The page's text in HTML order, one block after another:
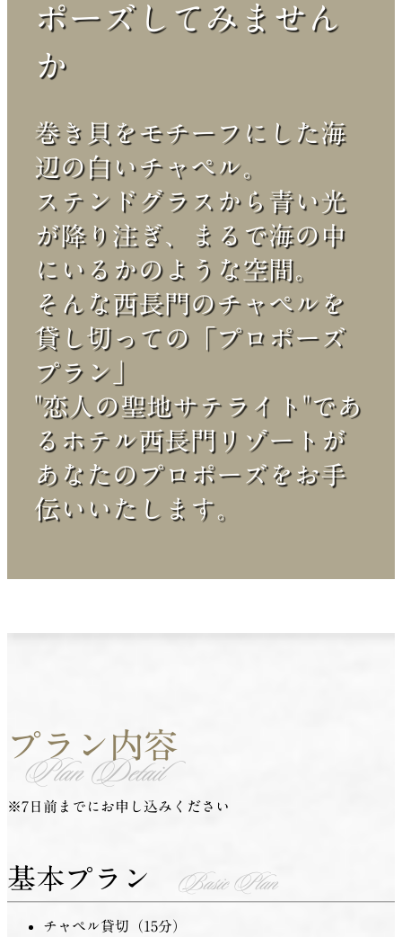
ポーズしてみません
か
巻き貝をモチーフにした海
辺の白いチャペル。
ステンドグラスから青い光
が降り注ぎ、まるで海の中
にいるかのような空間。
そんな西長門のチャペルを
貸し切っての「プロポーズ
プラン」
"恋人の聖地サテライト"であ
るホテル西長門リゾートが
あなたのプロポーズをお手
伝いいたします。
プラン内容
Plan Detail
※7日前までにお申し込みください
基本プラン Basic Plan
チャペル貸切（15分）